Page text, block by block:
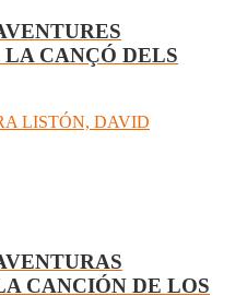
CANÇÓ DELS
LISTÓN, DAVID
CANCIÓN DE LOS